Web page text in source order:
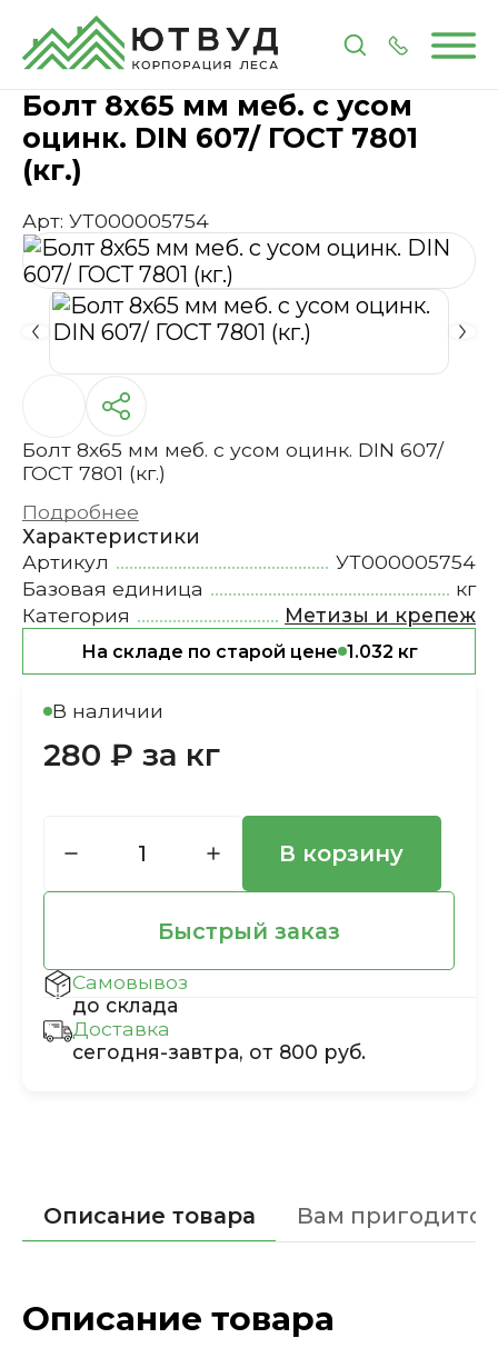
ГлавнаяКаталогМетизы и крепеж Болт 8х65
Болт 8х65 мм меб. с усом
оцинк. DIN 607/ ГОСТ 7801
(кг.)
Арт: УТ000005754
Болт 8х65 мм меб. с усом оцинк. DIN 607/
ГОСТ 7801 (кг.)
Подробнее
Характеристики
Артикул
УТ000005754
Базовая единица
кг
Категория
Метизы и крепеж
На складе по старой цене 1.032 кг
В наличии
280 ₽ за кг
В корзину
Быстрый заказ
Самовывоз
до склада
Доставка
сегодня-завтра, от 800 руб.
Описание товара Вам пригодится
Описание товара